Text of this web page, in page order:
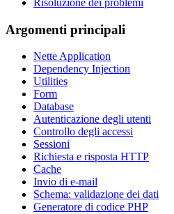
Argomenti principali
Nette Application
Dependency Injection
Utilities
Form
Database
Autenticazione degli utenti
Controllo degli accessi
Sessioni
Richiesta e risposta HTTP
Cache
Invio di e-mail
Schema: validazione dei dati
Generatore di codice PHP